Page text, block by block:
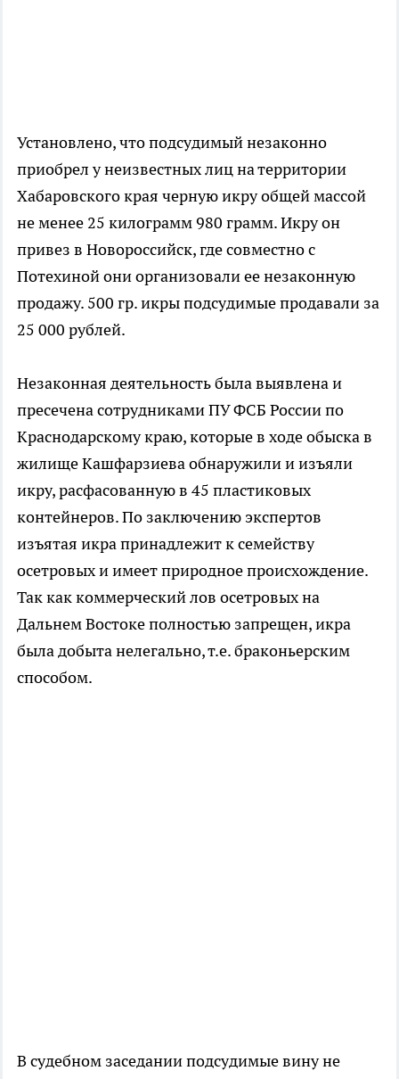
Установлено, что подсудимый незаконно
приобрел у неизвестных лиц на территории
Хабаровского края черную икру общей массой
не менее 25 килограмм 980 грамм. Икру он
привез в Новороссийск, где совместно с
Потехиной они организовали ее незаконную
продажу. 500 гр. икры подсудимые продавали за
25 000 рублей.
Незаконная деятельность была выявлена и
пресечена сотрудниками ПУ ФСБ России по
Краснодарскому краю, которые в ходе обыска в
жилище Кашфарзиева обнаружили и изъяли
икру, расфасованную в 45 пластиковых
контейнеров. По заключению экспертов
изъятая икра принадлежит к семейству
осетровых и имеет природное происхождение.
Так как коммерческий лов осетровых на
Дальнем Востоке полностью запрещен, икра
была добыта нелегально, т.е. браконьерским
способом.
В судебном заседании подсудимые вину не